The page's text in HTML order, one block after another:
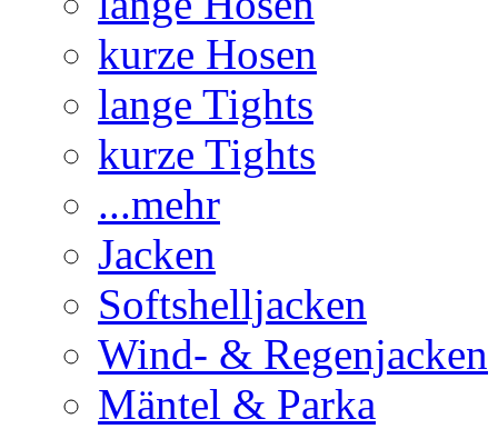
kurze Hosen
lange Tights
kurze Tights
...mehr
Jacken
Softshelljacken
Wind- & Regenjacken
Mäntel & Parka